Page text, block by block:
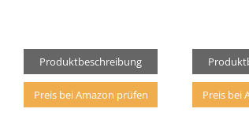
Produktbeschreibung
Preis bei Amazon prüfen Preis bei